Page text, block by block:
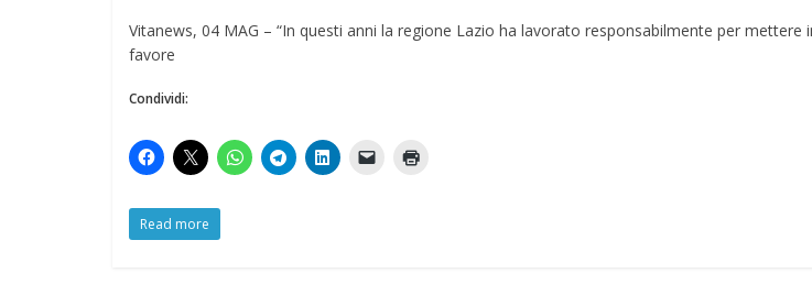
Vitanews, 04 MAG – “In questi anni la regione Lazio ha lavorato responsabilmente per mettere
favore
Condividi:
Read more